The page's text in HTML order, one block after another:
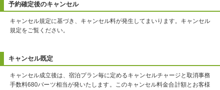
予約確定後のキャンセル
キャンセル規定に基づき、キャンセル料が発生してまいります。キャンセル
規定をご覧ください。
キャンセル既定
キャンセル成立後は、宿泊プラン毎に定めるキャンセルチャージと取消事務
手数料680バーツ相当が発いたします。このキャンセル料金合計額とお客様